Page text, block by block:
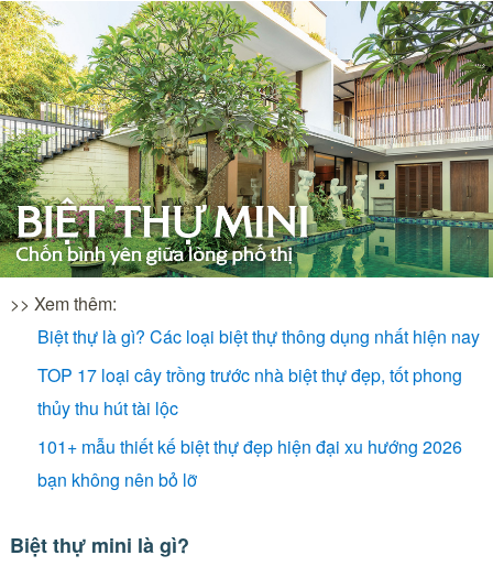
>> Xem thêm:
Biệt thự là gì? Các loại biệt thự thông dụng nhất hiện nay
TOP 17 loại cây trồng trước nhà biệt thự đẹp, tốt phong
thủy thu hút tài lộc
101+ mẫu thiết kế biệt thự đẹp hiện đại xu hướng 2026
bạn không nên bỏ lỡ
Biệt thự mini là gì?